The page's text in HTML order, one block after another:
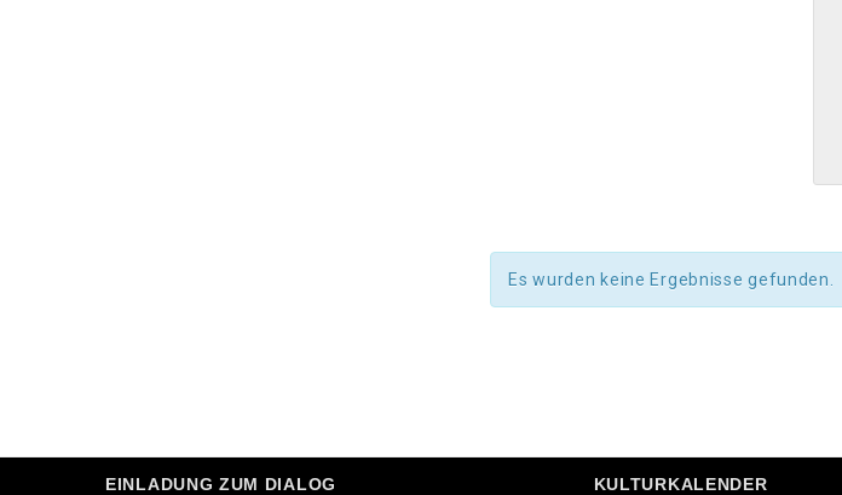
Es wurden keine Ergebnisse gefunden.
EINLADUNG ZUM DIALOG KULTURKALENDER